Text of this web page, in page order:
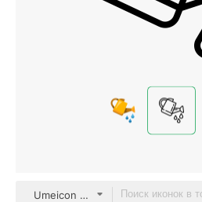
Umeicon Detailed Outline